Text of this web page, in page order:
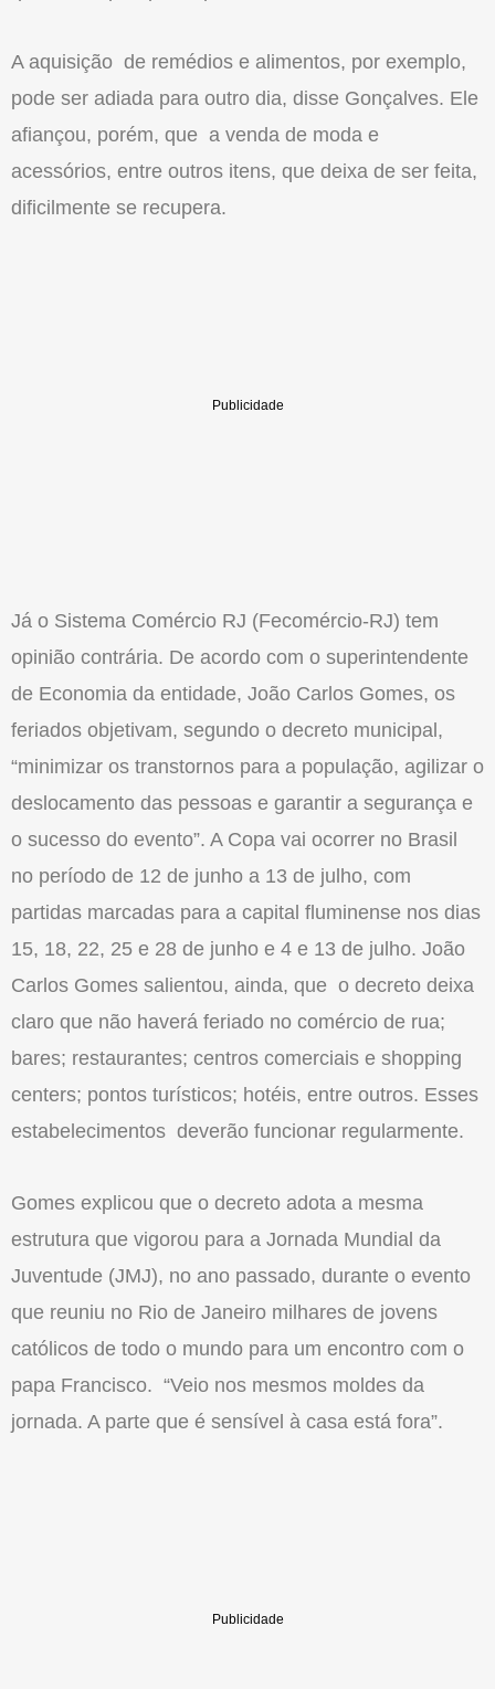
A aquisição de remédios e alimentos, por exemplo,
pode ser adiada para outro dia, disse Gonçalves. Ele
afiançou, porém, que a venda de moda e
acessórios, entre outros itens, que deixa de ser feita,
dificilmente se recupera.
Já o Sistema Comércio RJ (Fecomércio-RJ) tem
opinião contrária. De acordo com o superintendente
de Economia da entidade, João Carlos Gomes, os
feriados objetivam, segundo o decreto municipal,
“minimizar os transtornos para a população, agilizar o
deslocamento das pessoas e garantir a segurança e
o sucesso do evento”. A Copa vai ocorrer no Brasil
no período de 12 de junho a 13 de julho, com
partidas marcadas para a capital fluminense nos dias
15, 18, 22, 25 e 28 de junho e 4 e 13 de julho. João
Carlos Gomes salientou, ainda, que o decreto deixa
claro que não haverá feriado no comércio de rua;
bares; restaurantes; centros comerciais e shopping
centers; pontos turísticos; hotéis, entre outros. Esses
estabelecimentos deverão funcionar regularmente.
Gomes explicou que o decreto adota a mesma
estrutura que vigorou para a Jornada Mundial da
Juventude (JMJ), no ano passado, durante o evento
que reuniu no Rio de Janeiro milhares de jovens
católicos de todo o mundo para um encontro com o
papa Francisco. “Veio nos mesmos moldes da
jornada. A parte que é sensível à casa está fora”.